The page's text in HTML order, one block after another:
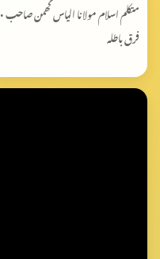
متکلم اسلام مولانا الیاس گھمن صاحب •
فرق باطلہ